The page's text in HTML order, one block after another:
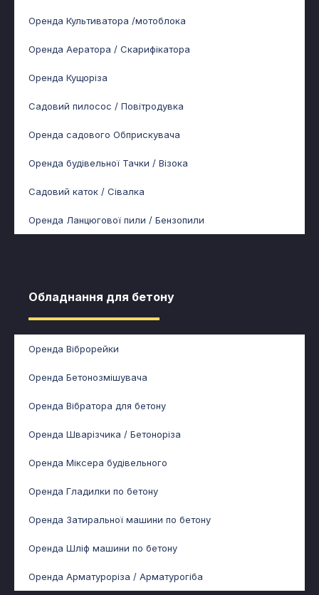
Оренда Культиватора /мотоблока
Оренда Аератора / Скарифікатора
Оренда Кущоріза
Садовий пилосос / Повітродувка
Оренда садового Обприскувача
Оренда будівельної Тачки / Візока
Садовий каток / Сівалка
Оренда Ланцюгової пили / Бензопили
Обладнання для бетону​
Оренда Віброрейки
Оренда Бетонозмішувача
Оренда Вібратора для бетону
Оренда Шварізчика / Бетоноріза
Оренда Міксера будівельного
Оренда Гладилки по бетону
Оренда Затиральної машини по бетону
Оренда Шліф машини по бетону
Оренда Арматуроріза / Арматурогіба